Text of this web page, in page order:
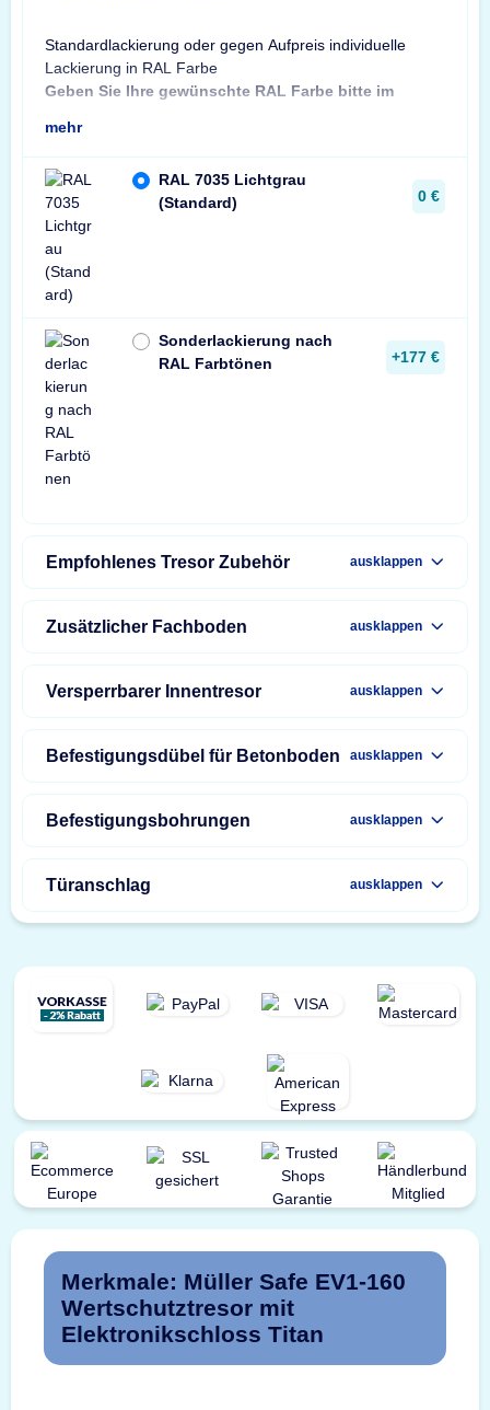
Standardlackierung oder gegen Aufpreis individuelle
Lackierung in RAL Farbe
Geben Sie Ihre gewünschte RAL Farbe bitte im
mehr
RAL 7035 Lichtgrau
(Standard)
0 €
Sonderlackierung nach
RAL Farbtönen
+177 €
Empfohlenes Tresor Zubehör ausklappen
Zusätzlicher Fachboden ausklappen
Versperrbarer Innentresor ausklappen
Befestigungsdübel für Betonboden ausklappen
Befestigungsbohrungen ausklappen
Türanschlag ausklappen
Merkmale: Müller Safe EV1-160
Wertschutztresor mit
Elektronikschloss Titan